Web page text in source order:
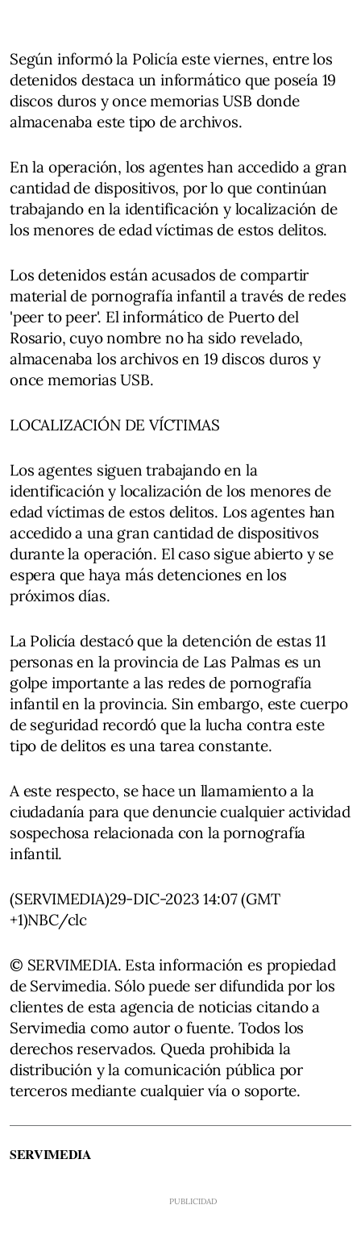
Según informó la Policía este viernes, entre los
detenidos destaca un informático que poseía 19
discos duros y once memorias USB donde
almacenaba este tipo de archivos.
En la operación, los agentes han accedido a gran
cantidad de dispositivos, por lo que continúan
trabajando en la identificación y localización de
los menores de edad víctimas de estos delitos.
Los detenidos están acusados de compartir
material de pornografía infantil a través de redes
'peer to peer'. El informático de Puerto del
Rosario, cuyo nombre no ha sido revelado,
almacenaba los archivos en 19 discos duros y
once memorias USB.
LOCALIZACIÓN DE VÍCTIMAS
Los agentes siguen trabajando en la
identificación y localización de los menores de
edad víctimas de estos delitos. Los agentes han
accedido a una gran cantidad de dispositivos
durante la operación. El caso sigue abierto y se
espera que haya más detenciones en los
próximos días.
La Policía destacó que la detención de estas 11
personas en la provincia de Las Palmas es un
golpe importante a las redes de pornografía
infantil en la provincia. Sin embargo, este cuerpo
de seguridad recordó que la lucha contra este
tipo de delitos es una tarea constante.
A este respecto, se hace un llamamiento a la
ciudadanía para que denuncie cualquier actividad
sospechosa relacionada con la pornografía
infantil.
(SERVIMEDIA)29-DIC-2023 14:07 (GMT
+1)NBC/clc
© SERVIMEDIA. Esta información es propiedad
de Servimedia. Sólo puede ser difundida por los
clientes de esta agencia de noticias citando a
Servimedia como autor o fuente. Todos los
derechos reservados. Queda prohibida la
distribución y la comunicación pública por
terceros mediante cualquier vía o soporte.
SERVIMEDIA